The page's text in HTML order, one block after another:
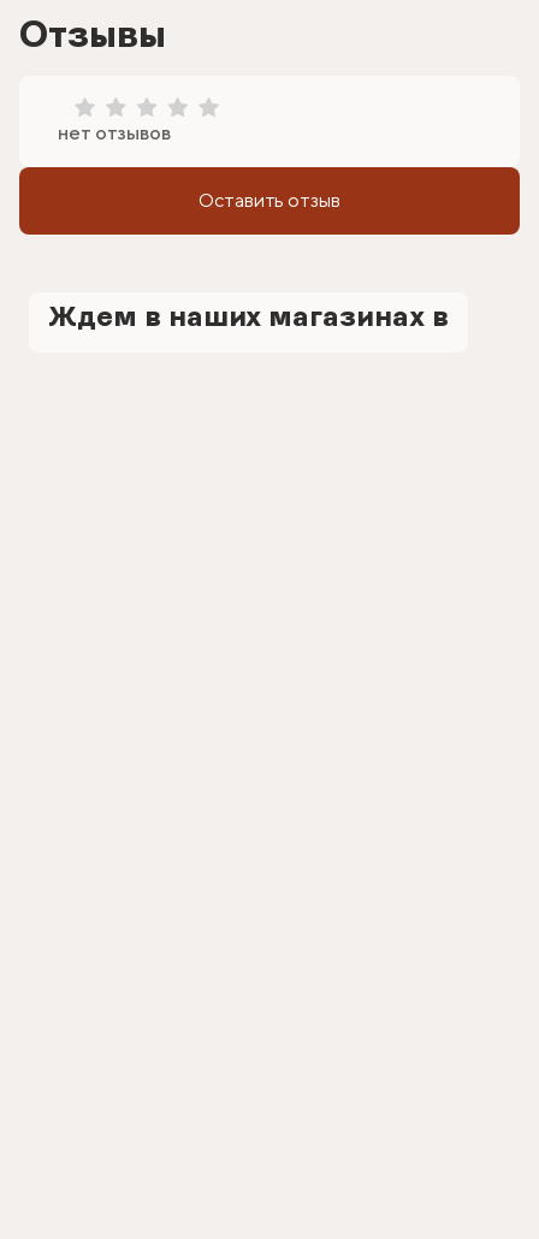
Отзывы
нет отзывов
Оставить отзыв
Ждем в наших магазинах в